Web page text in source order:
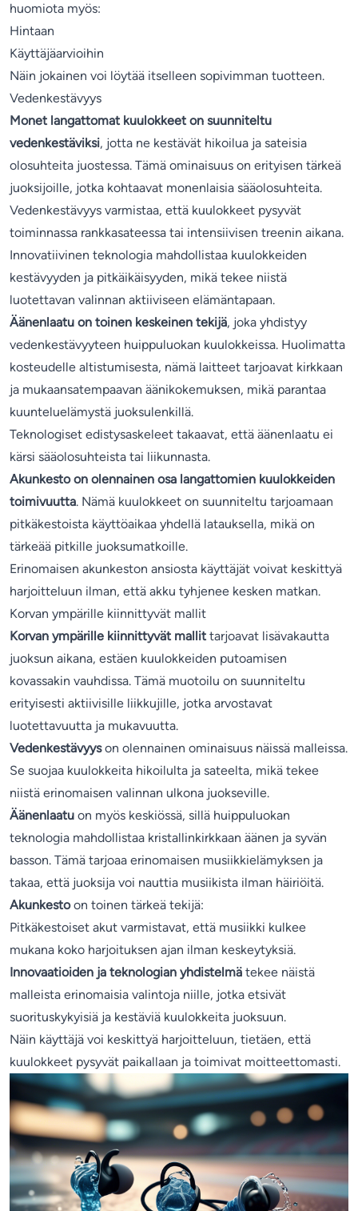
huomiota myös:
Hintaan
Käyttäjäarvioihin
Näin jokainen voi löytää itselleen sopivimman tuotteen.
Vedenkestävyys
Monet langattomat kuulokkeet on suunniteltu
vedenkestäviksi, jotta ne kestävät hikoilua ja sateisia
olosuhteita juostessa. Tämä ominaisuus on erityisen tärkeä
juoksijoille, jotka kohtaavat monenlaisia sääolosuhteita.
Vedenkestävyys varmistaa, että kuulokkeet pysyvät
toiminnassa rankkasateessa tai intensiivisen treenin aikana.
Innovatiivinen teknologia mahdollistaa kuulokkeiden
kestävyyden ja pitkäikäisyyden, mikä tekee niistä
luotettavan valinnan aktiiviseen elämäntapaan.
Äänenlaatu on toinen keskeinen tekijä, joka yhdistyy
vedenkestävyyteen huippuluokan kuulokkeissa. Huolimatta
kosteudelle altistumisesta, nämä laitteet tarjoavat kirkkaan
ja mukaansatempaavan äänikokemuksen, mikä parantaa
kuunteluelämystä juoksulenkillä.
Teknologiset edistysaskeleet takaavat, että äänenlaatu ei
kärsi sääolosuhteista tai liikunnasta.
Akunkesto on olennainen osa langattomien kuulokkeiden
toimivuutta. Nämä kuulokkeet on suunniteltu tarjoamaan
pitkäkestoista käyttöaikaa yhdellä latauksella, mikä on
tärkeää pitkille juoksumatkoille.
Erinomaisen akunkeston ansiosta käyttäjät voivat keskittyä
harjoitteluun ilman, että akku tyhjenee kesken matkan.
Korvan ympärille kiinnittyvät mallit
Korvan ympärille kiinnittyvät mallittarjoavat lisävakautta
juoksun aikana, estäen kuulokkeiden putoamisen
kovassakin vauhdissa. Tämä muotoilu on suunniteltu
erityisesti aktiivisille liikkujille, jotka arvostavat
luotettavuutta ja mukavuutta.
Vedenkestävyyson olennainen ominaisuus näissä malleissa.
Se suojaa kuulokkeita hikoilulta ja sateelta, mikä tekee
niistä erinomaisen valinnan ulkona juokseville.
Äänenlaatu on myös keskiössä, sillä huippuluokan
teknologia mahdollistaa kristallinkirkkaan äänen ja syvän
basson. Tämä tarjoaa erinomaisen musiikkielämyksen ja
takaa, että juoksija voi nauttia musiikista ilman häiriöitä.
Akunkestoon toinen tärkeä tekijä:
Pitkäkestoiset akut varmistavat, että musiikki kulkee
mukana koko harjoituksen ajan ilman keskeytyksiä.
Innovaatioiden ja teknologian yhdistelmä tekee näistä
malleista erinomaisia valintoja niille, jotka etsivät
suorituskykyisiä ja kestäviä kuulokkeita juoksuun.
Näin käyttäjä voi keskittyä harjoitteluun, tietäen, että
kuulokkeet pysyvät paikallaan ja toimivat moitteettomasti.